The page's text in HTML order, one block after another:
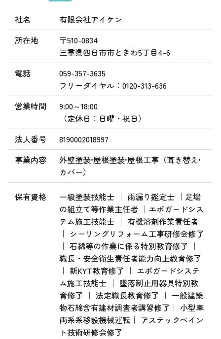
社名
有限会社アイケン
所在地
〒510-0834
三重県四日市市ときわ5丁目4-6
電話
059-357-3635
フリーダイヤル：0120-313-636
営業時間
9:00～18:00
（定休日：日曜・祝日）
法人番号
8190002018997
事業内容
外壁塗装•屋根塗装•屋根工事（葺き替え•
カバー）
保有資格
一級塗装技能士 ｜ 雨漏り鑑定士 ｜足場
の組立て等作業主任者 ｜エポガードシス
テム施工技能士 ｜ 有機溶剤作業責任者
｜ シーリングリフォーム工事研修会修了
｜ 石綿等の作業に係る特別教育修了 ｜
職長・安全衛生責任者能力向上教育修了
｜ 新KYT教育修了 ｜ エポガードシステ
ム施工技能士 ｜ 墜落制止用器具特別教
育修了 ｜ 法定職長教育修了 ｜ 一般建築
物石綿含有建材調査者講習修了｜ 小型車
両系系移設機械運転｜ アステックペイン
ト技術研修会修了